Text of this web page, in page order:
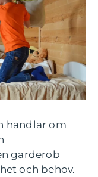
handlar om
garderob
och behov.